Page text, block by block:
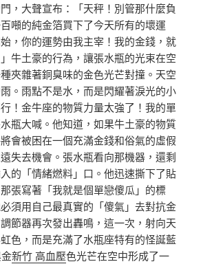
，大聲宣布：「天秤！別管那什麼負
噸的純金箔買下了今天所有的壞運
，你的運勢由我主宰！我的金錢，就
牛土豪的行為，讓張水瓶的光束在空
夾雜著銅臭味的金色光芒對撞。天空
。雨點不是水，而是閃耀著淚光的小
！金牛座的物質力量太強了！我的單
瓶大喊。他知道，如果牛土豪的物質
會被困在一個充滿金錢和俗氣的虛假
失去機會。張水瓶看向那機器，還剩
的「情緒燃料」口。他迅速撕下了貼
張寫著「我就是個單戀傻瓜」的標
須用自己最真實的「傻氣」去對抗金
節器再次發出轟鳴，這一次，射向天
色，而是充滿了水瓶座特有的怪誕藍
新竹 高血壓色光芒在空中形成了一